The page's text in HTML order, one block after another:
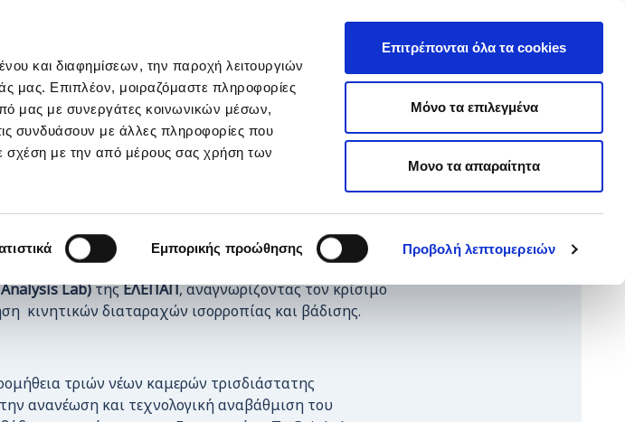
και διαφημίσεων, την παροχή λειτουργιών
μας. Επιπλέον, μοιραζόμαστε πληροφορίες
μας με συνεργάτες κοινωνικών μέσων,
συνδυάσουν με άλλες πληροφορίες που
σχέση με την από μέρους σας χρήση των
Εμπορικής προώθησης Προβολή λεπτομερειών
Επιτρέπονται όλα τα cookies
Μόνο τα επιλεγμένα
Μονο τα απαραίτητα
ΥΙΟΘΕΣΙΑ ΚΑΝΕ ΔΩΡΕΑ
Gait & Motion Analysis Lab της ΕΛΕΠΑΠ
προγράμματος Εταιρικής Κοινωνικής Ευθύνης
το υπερσύγχρονο
Εργαστήριο Ανάλυσης Βάδισης και
Lab)τηςΕΛΕΠΑΠ, αναγνωρίζοντας τον κρίσιμο
κινητικών διαταραχών ισορροπίας και βάδισης.
τριών νέων καμερών τρισδιάστατης
ανανέωση και τεχνολογική αναβάθμιση του
EΛ